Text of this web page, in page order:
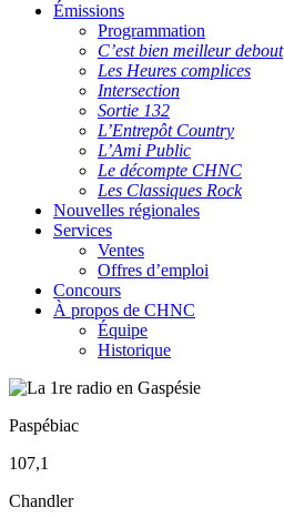
Émissions
Programmation
C’est bien meilleur debout
Les Heures complices
Intersection
Sortie 132
L’Entrepôt Country
L’Ami Public
Le décompte CHNC
Les Classiques Rock
Nouvelles régionales
Services
Ventes
Offres d’emploi
Concours
À propos de CHNC
Équipe
Historique
Paspébiac
107,1
Chandler